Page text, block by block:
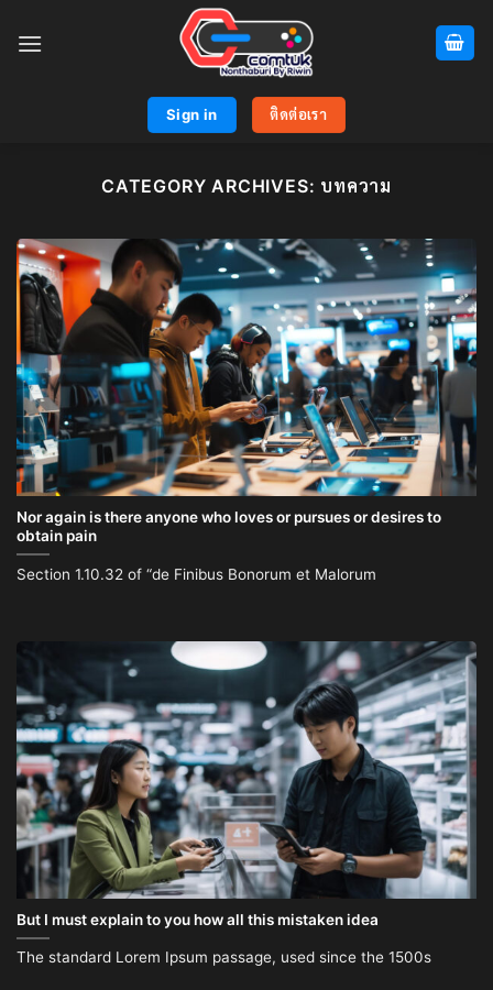
Sign in ติดต่อเรา
CATEGORY ARCHIVES: บทความ
Nor again is there anyone who loves or pursues or desires to
obtain pain
Section 1.10.32 of “de Finibus Bonorum et Malorum
But I must explain to you how all this mistaken idea
The standard Lorem Ipsum passage, used since the 1500s